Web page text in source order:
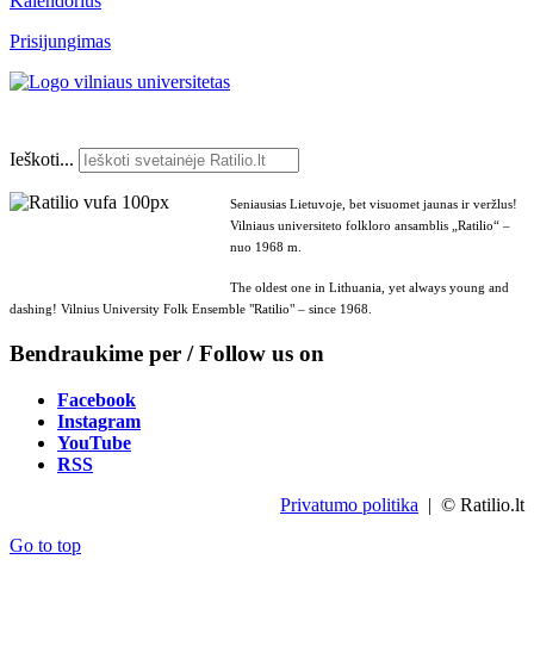
Prisijungimas
Ieškoti...
Seniausias Lietuvoje, bet visuomet jaunas ir veržlus!
Vilniaus universiteto folkloro ansamblis „Ratilio“ –
nuo 1968 m.
The oldest one in Lithuania, yet always young and
dashing! Vilnius University Folk Ensemble "Ratilio" – since 1968.
Bendraukime per / Follow us on
Facebook
Instagram
YouTube
RSS
Privatumo politika | © Ratilio.lt
Go to top